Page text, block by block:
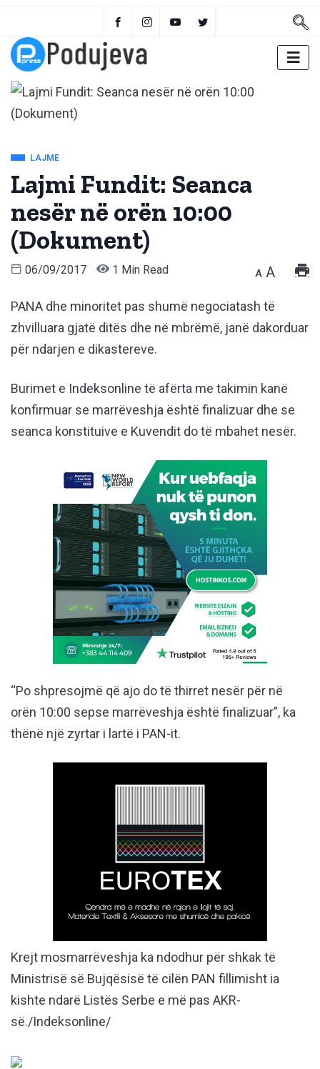
LAJME
Lajmi Fundit: Seanca
nesër në orën 10:00
(Dokument)
06/09/2017 1 Min Read A A
PANA dhe minoritet pas shumë negociatash të
zhvilluara gjatë ditës dhe në mbrëmë, janë dakorduar
për ndarjen e dikastereve.
Burimet e Indeksonline të afërta me takimin kanë
konfirmuar se marrëveshja është finalizuar dhe se
seanca konstituive e Kuvendit do të mbahet nesër.
“Po shpresojmë që ajo do të thirret nesër për në
orën 10:00 sepse marrëveshja është finalizuar”, ka
thënë një zyrtar i lartë i PAN-it.
Krejt mosmarrëveshja ka ndodhur për shkak të
Ministrisë së Bujqësisë të cilën PAN fillimisht ia
kishte ndarë Listës Serbe e më pas AKR-
së./Indeksonline/